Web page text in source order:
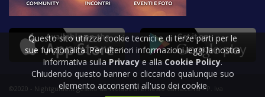
©2020 - Nightguide.it gestito da Welabs di Ernesto Carracchia - P. Iva
Questo sito utilizza cookie tecnici e di terze parti per le
sue funzionalità. Per ulteriori informazioni leggi la nostra
Informativa sulla Privacy e alla Cookie Policy.
Chiudendo questo banner o cliccando qualunque suo
elemento acconsenti all'uso dei cookie